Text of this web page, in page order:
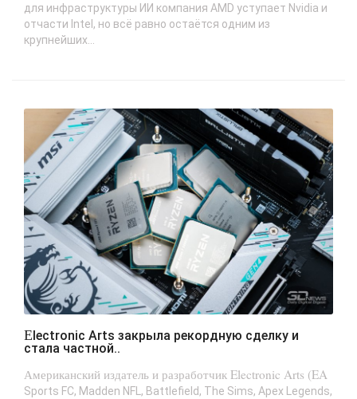
для инфраструктуры ИИ компания AMD уступает Nvidia и
отчасти Intel, но всё равно остаётся одним из
крупнейших...
Electronic Arts закрыла рекордную сделку и
стала частной..
Американский издатель и разработчик Electronic Arts (EA
Sports FC, Madden NFL, Battlefield, The Sims, Apex Legends,